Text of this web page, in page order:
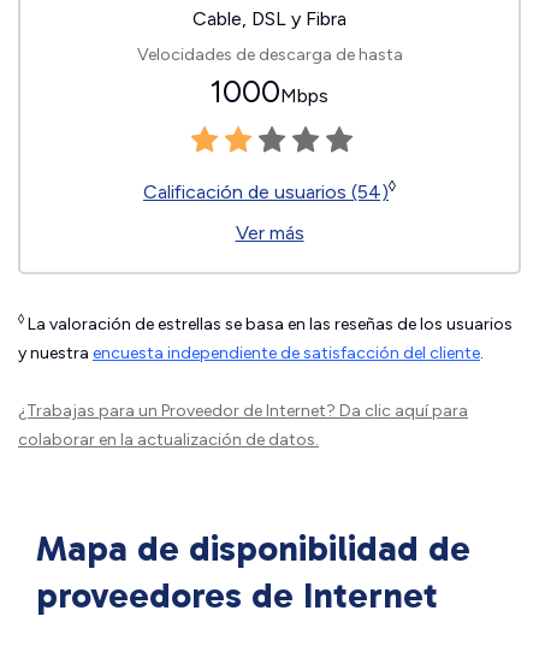
Cable, DSL y Fibra
Velocidades de descarga de hasta
1000Mbps
Calificación de usuarios (54)◊
Ver más
◊ La valoración de estrellas se basa en las reseñas de los usuarios
y nuestra encuesta independiente de satisfacción del cliente.
¿Trabajas para un Proveedor de Internet? Da clic aquípara
colaborar en la actualización de datos.
Mapa de disponibilidad de
proveedores de Internet